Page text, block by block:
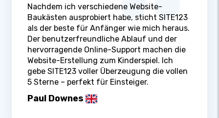
Nachdem ich verschiedene Website-
Baukästen ausprobiert habe, sticht SITE123
als der beste für Anfänger wie mich heraus.
Der benutzerfreundliche Ablauf und der
hervorragende Online-Support machen die
Website-Erstellung zum Kinderspiel. Ich
gebe SITE123 voller Überzeugung die vollen
5 Sterne – perfekt für Einsteiger.
Paul Downes